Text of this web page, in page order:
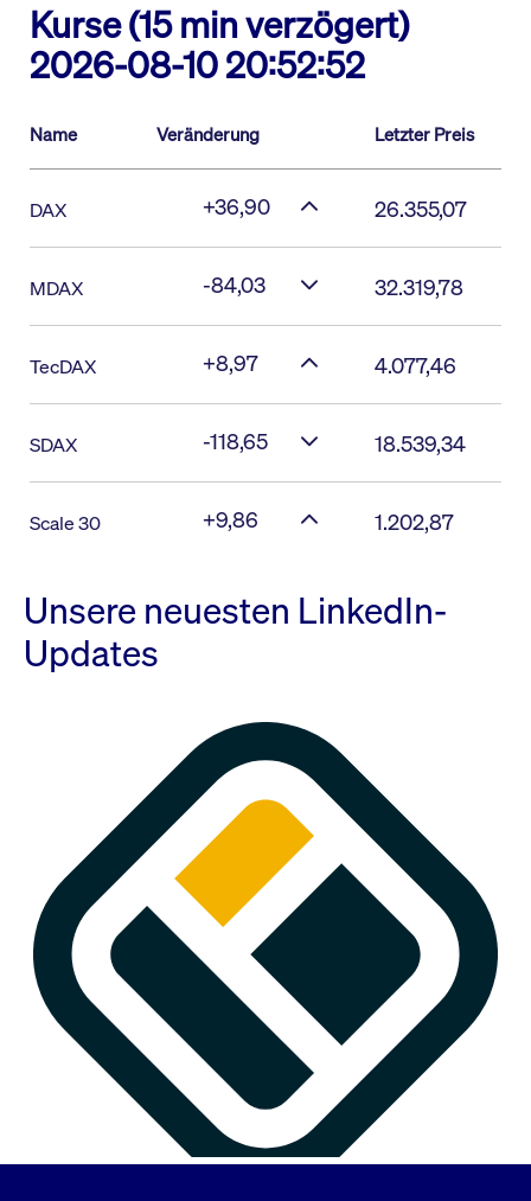
Kurse (15 min verzögert)
2026-08-10 20:52:52
Name Veränderung Letzter Preis
DAX +36,90 26.355,07
MDAX -84,03 32.319,78
TecDAX +8,97 4.077,46
SDAX -118,65 18.539,34
Scale 30 +9,86 1.202,87
Unsere neuesten LinkedIn-
Updates